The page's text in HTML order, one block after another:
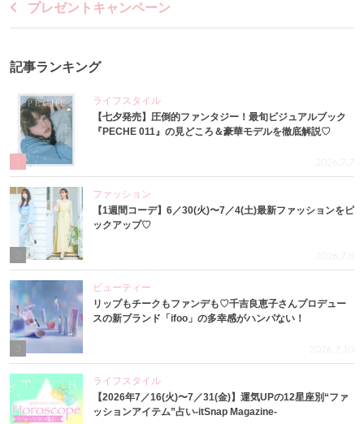
プレゼントキャンペーン
記事ランキング
ライフスタイル
【七夕発売】圧倒的ファンタジー！最旬ビジュアルブック
『PECHE 011』の見どころ＆豪華モデルを徹底解説♡
2026.7.7
ファッション
【1週間コーデ】6／30(火)〜7／4(土)最新ファッションをピ
ックアップ♡
2026.7.8
3
ビューティー
リップもチークもファンデも♡千吉良恵子さんプロデュー
スの新ブランド「ifoo」の多幸感がハンパない！
2026.7.10
ライフスタイル
【2026年7／16(火)〜7／31(金)】運気UPの12星座別“ファ
ッションアイテム”占い-itSnap Magazine-